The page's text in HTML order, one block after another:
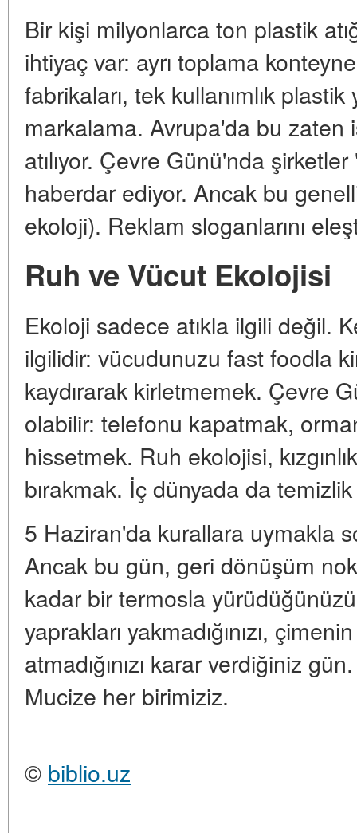
Bir kişi milyonlarca ton plastik
ihtiyaç var: ayrı toplama
fabrikaları, tek kullanımlık
markalama. Avrupa'da bu zaten
atılıyor. Çevre Günü'nda
haberdar ediyor. Ancak bu
ekoloji). Reklam sloganlarını
Ruh ve Vücut Ekolojisi
Ekoloji sadece atıkla ilgili değil.
ilgilidir: vücudunuzu fast foodla
kaydırarak kirletmemek. Çevre
olabilir: telefonu kapatmak,
hissetmek. Ruh ekolojisi,
bırakmak. İç dünyada da temizlik
5 Haziran'da kurallara uymakla
Ancak bu gün, geri dönüşüm
kadar bir termosla
yaprakları yakmadığınızı,
atmadığınızı karar verdiğiniz
Mucize her birimiziz.
© biblio.uz